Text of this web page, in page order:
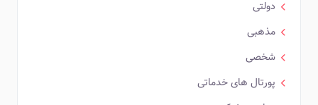
دولتی
مذهبی
شخصی
پورتال های خدماتی